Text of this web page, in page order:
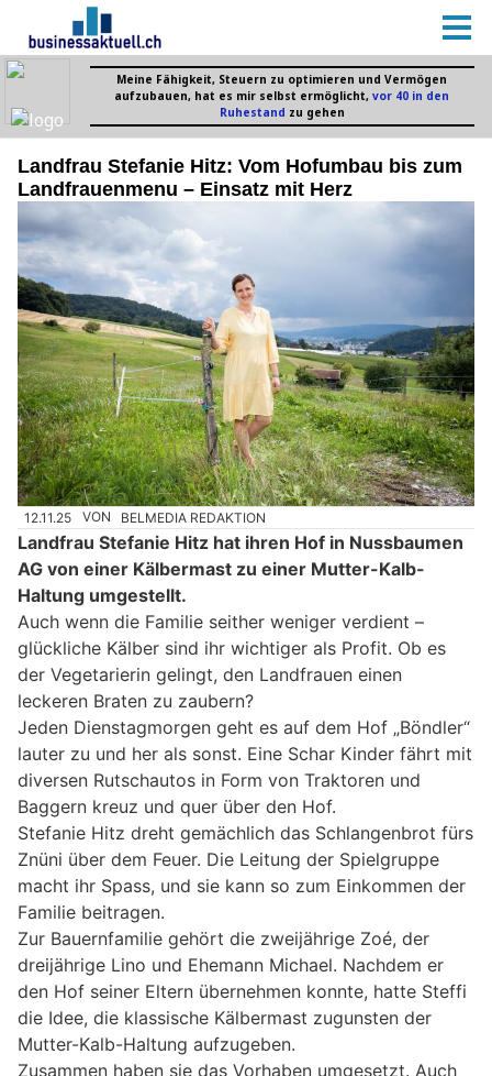
Landfrau Stefanie Hitz: Vom Hofumbau bis zum
Landfrauenmenu – Einsatz mit Herz
12.11.25 VON BELMEDIA REDAKTION
Landfrau Stefanie Hitz hat ihren Hof in Nussbaumen
AG von einer Kälbermast zu einer Mutter-Kalb-
Haltung umgestellt.
Auch wenn die Familie seither weniger verdient –
glückliche Kälber sind ihr wichtiger als Profit. Ob es
der Vegetarierin gelingt, den Landfrauen einen
leckeren Braten zu zaubern?
Jeden Dienstagmorgen geht es auf dem Hof „Böndler“
lauter zu und her als sonst. Eine Schar Kinder fährt mit
diversen Rutschautos in Form von Traktoren und
Baggern kreuz und quer über den Hof.
Stefanie Hitz dreht gemächlich das Schlangenbrot fürs
Znüni über dem Feuer. Die Leitung der Spielgruppe
macht ihr Spass, und sie kann so zum Einkommen der
Familie beitragen.
Zur Bauernfamilie gehört die zweijährige Zoé, der
dreijährige Lino und Ehemann Michael. Nachdem er
den Hof seiner Eltern übernehmen konnte, hatte Steffi
die Idee, die klassische Kälbermast zugunsten der
Mutter-Kalb-Haltung aufzugeben.
Zusammen haben sie das Vorhaben umgesetzt. Auch